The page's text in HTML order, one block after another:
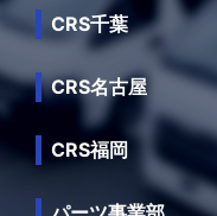
CRS千葉
CRS名古屋
CRS福岡